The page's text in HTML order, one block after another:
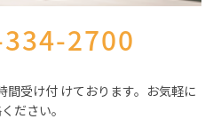
2700
間受け付 けております。お気軽に
ださい。